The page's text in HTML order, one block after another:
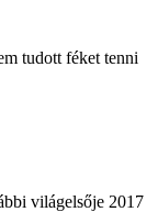
tudott féket tenni
világelsője 2017